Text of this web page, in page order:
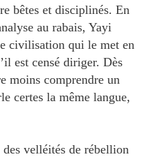
bêtes et disciplinés. En
au rabais, Yayi
civilisation qui le met en
est censé diriger. Dès
moins comprendre un
certes la même langue,
velléités de rébellion